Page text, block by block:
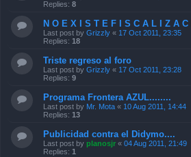
Replies: 8
N O E X I S T E F I S C A L I Z A
Last post by Grizzly « 17 Oct 2011, 23:35
Replies: 18
Triste regreso al foro
Last post by Grizzly « 17 Oct 2011, 23:28
Replies: 9
Programa Frontera AZUL........
Last post by Mr. Mota « 10 Aug 2011, 14:44
Replies: 13
Publicidad contra el Didymo....
Last post by planosjr « 04 Aug 2011, 21:49
Replies: 1